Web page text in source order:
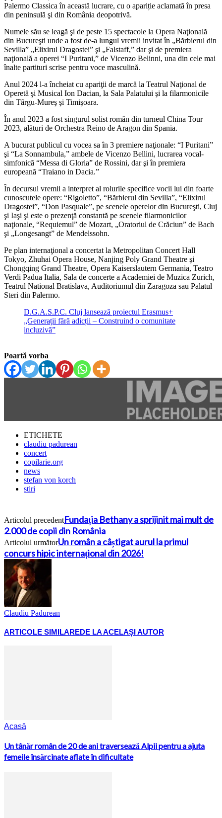
Palermo Classica în această lucrare, cu o apariție aclamată în presa
din peninsulă şi din România deopotrivă.
Numele său se leagă şi de peste 15 spectacole la Opera Naţională
din Bucureşti unde a fost de-a lungul vremii invitat în „Bărbierul din
Sevilla” „Elixirul Dragostei” şi „Falstaff,” dar şi de premiera
naţională a operei “I Puritani,” de Vicenzo Belinni, una din cele mai
înalte partituri scrise pentru voce masculină.
Anul 2024 l-a încheiat cu apariţii de marcă la Teatrul Naţional de
Operetă şi Musical Ion Dacian, la Sala Palatului şi la filarmonicile
din Târgu-Mureş şi Timişoara.
În anul 2023 a fost singurul solist român din turneul China Tour
2023, alături de Orchestra Reino de Aragon din Spania.
A bucurat publicul cu vocea sa în 3 premiere naţionale: “I Puritani”
şi “La Sonnambula,” ambele de Vicenzo Bellini, lucrarea vocal-
simfonică “Messa di Gloria” de Rossini, dar şi în premiera
europeană “Traiano in Dacia.”
În decursul vremii a interpret al rolurile specifice vocii lui din foarte
cunoscutele opere: “Rigoletto”, “Bărbierul din Sevilla”, “Elixirul
Dragostei”, “Don Pasquale”, pe scenele operelor din Bucureşti, Cluj
şi Iaşi şi este o prezenţă constantă pe scenele filarmonicilor
naţionale, “Requiemul” de Mozart, „Oratoriul de Crăciun” de Bach
şi „Longesangt” de Mendelssohn.
Pe plan internaţional a concertat la Metropolitan Concert Hall
Tokyo, Zhuhai Opera House, Nanjing Poly Grand Theatre şi
Chongqing Grand Theatre, Opera Kaiserslautern Germania, Teatro
Verdi Padua Italia, Sala de concerte a Academiei de Muzica Zurich,
Teatrul National Bratislava, Auditoriumul din Zaragoza sau Palatul
Steri din Palermo.
D.G.A.S.P.C. Cluj lansează proiectul Erasmus+
„Generații fără adicții – Construind o comunitate
incluzivă”
Poartă vorba
ETICHETE
claudiu padurean
concert
copilarie.org
news
stefan von korch
stiri
Articolul precedentFundația Bethany a sprijinit mai mult de
2.000 de copii din România
Articolul următorUn român a câștigat aurul la primul
concurs hipic internațional din 2026!
Claudiu Padurean
ARTICOLE SIMILAREDE LA ACELAȘI AUTOR
Acasă
Un tânăr român de 20 de ani traversează Alpii pentru a ajuta
femeile însărcinate aflate în dificultate